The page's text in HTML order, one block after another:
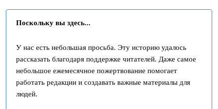
Поскольку вы здесь...
У нас есть небольшая просьба. Эту историю удалось
рассказать благодаря поддержке читателей. Даже самое
небольшое ежемесячное пожертвование помогает
работать редакции и создавать важные материалы для
людей.